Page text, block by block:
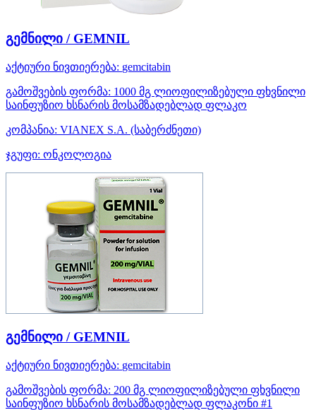
გემნილი / GEMNIL
აქტიური ნივთიერება: gemcitabin
გამოშვების ფორმა: 1000 მგ ლიოფილიზებული ფხვნილი
საინფუზიო ხსნარის მოსამზადებლად ფლაკო
კომპანია: VIANEX S.A. (საბერძნეთი)
ჯგუფი: ონკოლოგია
გემნილი / GEMNIL
აქტიური ნივთიერება: gemcitabin
გამოშვების ფორმა: 200 მგ ლიოფილიზებული ფხვნილი
საინფუზიო ხსნარის მოსამზადებლად ფლაკონი #1